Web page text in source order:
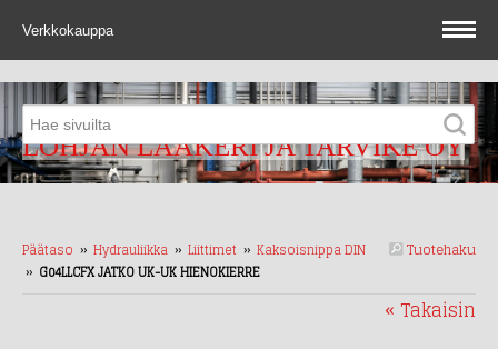
Verkkokauppa
LOHJAN LAAKERI JA TARVIKE OY
Tuotehaku
Päätaso ›› Hydrauliikka ›› Liittimet ›› Kaksoisnippa DIN
›› G04LLCFX JATKO UK-UK HIENOKIERRE
« Takaisin